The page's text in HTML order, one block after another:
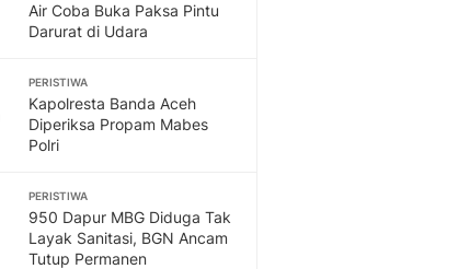
Air Coba Buka Paksa Pintu
Darurat di Udara
PERISTIWA
Kapolresta Banda Aceh
Diperiksa Propam Mabes
Polri
PERISTIWA
950 Dapur MBG Diduga Tak
Layak Sanitasi, BGN Ancam
Tutup Permanen